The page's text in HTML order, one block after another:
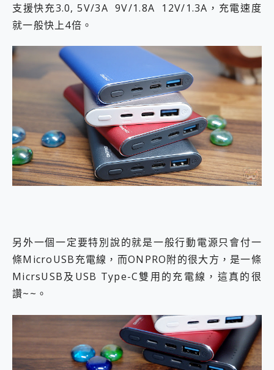
支援快充3.0, 5V/3A 9V/1.8A 12V/1.3A，充電速度
就一般快上4倍。
另外一個一定要特別說的就是一般行動電源只會付一
條MicroUSB充電線，而ONPRO附的很大方，是一條
MicrsUSB及USB Type-C雙用的充電線，這真的很
讚~~。